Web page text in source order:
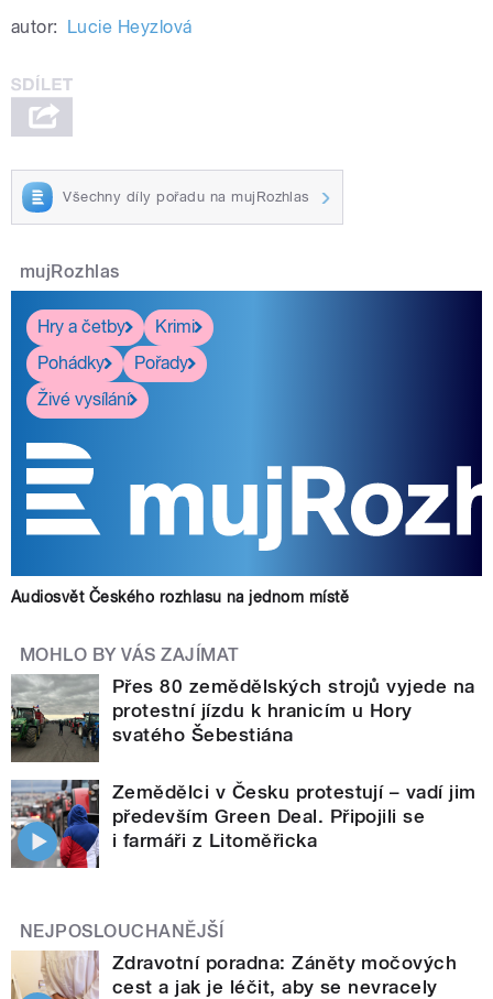
autor: Lucie Heyzlová
Všechny díly pořadu na mujRozhlas
mujRozhlas
Hry a četby
Krimi
Pohádky
Pořady
Živé vysílání
Audiosvět Českého rozhlasu na jednom místě
MOHLO BY VÁS ZAJÍMAT
Přes 80 zemědělských strojů vyjede na
protestní jízdu k hranicím u Hory
svatého Šebestiána
Zemědělci v Česku protestují – vadí jim
především Green Deal. Připojili se
i farmáři z Litoměřicka
NEJPOSLOUCHANĚJŠÍ
Zdravotní poradna: Záněty močových
cest a jak je léčit, aby se nevracely